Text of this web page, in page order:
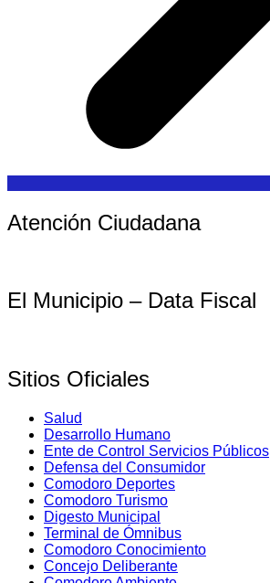
Atención Ciudadana
El Municipio – Data Fiscal
Sitios Oficiales
Salud
Desarrollo Humano
Ente de Control Servicios Públicos
Defensa del Consumidor
Comodoro Deportes
Comodoro Turismo
Digesto Municipal
Terminal de Ómnibus
Comodoro Conocimiento
Concejo Deliberante